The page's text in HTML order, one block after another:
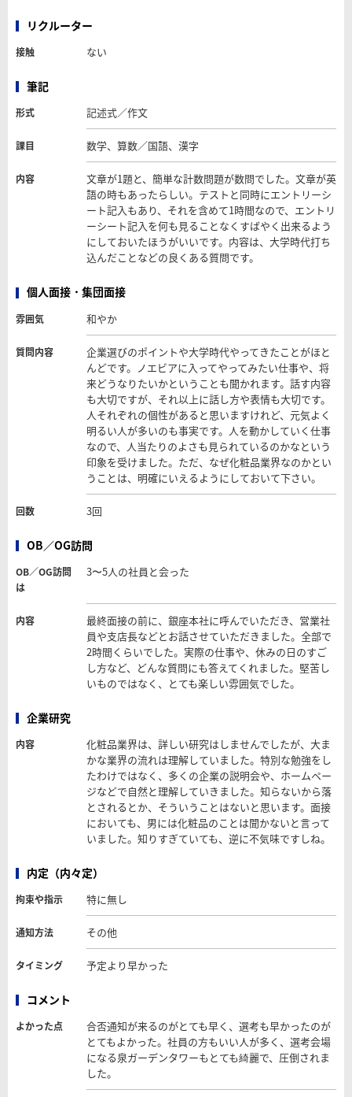
リクルーター
接触 ない
筆記
形式 記述式／作文
課目 数学、算数／国語、漢字
内容
文章が1題と、簡単な計数問題が数問でした。文章が英
語の時もあったらしい。テストと同時にエントリーシ
ート記入もあり、それを含めて1時間なので、エントリ
ーシート記入を何も見ることなくすばやく出来るよう
にしておいたほうがいいです。内容は、大学時代打ち
込んだことなどの良くある質問です。
個人面接・集団面接
雰囲気 和やか
質問内容
企業選びのポイントや大学時代やってきたことがほと
んどです。ノエビアに入ってやってみたい仕事や、将
来どうなりたいかということも聞かれます。話す内容
も大切ですが、それ以上に話し方や表情も大切です。
人それぞれの個性があると思いますけれど、元気よく
明るい人が多いのも事実です。人を動かしていく仕事
なので、人当たりのよさも見られているのかなという
印象を受けました。ただ、なぜ化粧品業界なのかとい
うことは、明確にいえるようにしておいて下さい。
回数 3回
OB／OG訪問
OB／OG訪問
は
3〜5人の社員と会った
内容
最終面接の前に、銀座本社に呼んでいただき、営業社
員や支店長などとお話させていただきました。全部で
2時間くらいでした。実際の仕事や、休みの日のすご
し方など、どんな質問にも答えてくれました。堅苦し
いものではなく、とても楽しい雰囲気でした。
企業研究
内容
化粧品業界は、詳しい研究はしませんでしたが、大ま
かな業界の流れは理解していました。特別な勉強をし
たわけではなく、多くの企業の説明会や、ホームペー
ジなどで自然と理解していきました。知らないから落
とされるとか、そういうことはないと思います。面接
においても、男には化粧品のことは聞かないと言って
いました。知りすぎていても、逆に不気味ですしね。
内定（内々定）
拘束や指示 特に無し
通知方法 その他
タイミング 予定より早かった
コメント
よかった点
合否通知が来るのがとても早く、選考も早かったのが
とてもよかった。社員の方もいい人が多く、選考会場
になる泉ガーデンタワーもとても綺麗で、圧倒されま
した。